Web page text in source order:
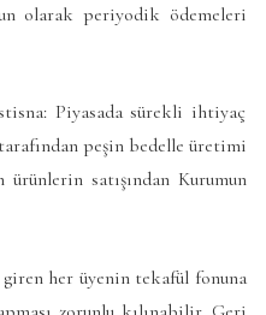
olarak periyodik ödemeleri
Piyasada sürekli ihtiyaç
peşin bedelle üretimi
satışından Kurumun
her üyenin tekafül fonuna